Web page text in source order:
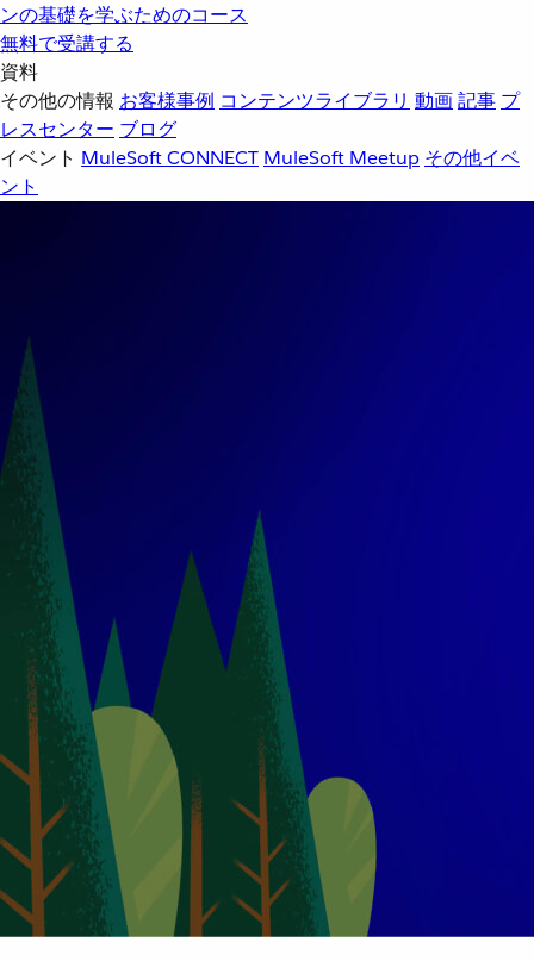
ンの基礎を学ぶためのコース
無料で受講する
資料
その他の情報 お客様事例 コンテンツライブラリ 動画記事 プ
レスセンター ブログ
イベント MuleSoft CONNECT MuleSoft Meetup その他イベ
ント